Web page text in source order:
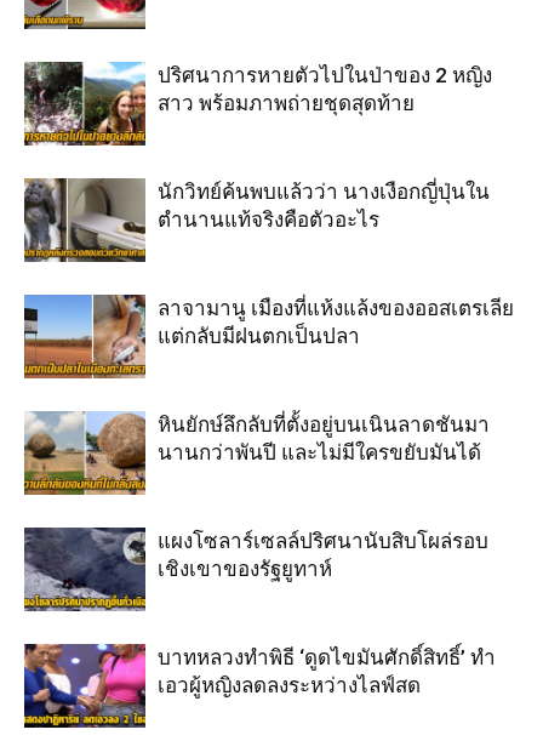
ปริศนาการหายตัวไปในป่าของ 2 หญิง
สาว พร้อมภาพถ่ายชุดสุดท้าย
นักวิทย์ค้นพบแล้วว่า นางเงือกญี่ปุ่นใน
ตำนานแท้จริงคือตัวอะไร
ลาจามานู เมืองที่แห้งแล้งของออสเตรเลีย
แต่กลับมีฝนตกเป็นปลา
หินยักษ์ลึกลับที่ตั้งอยู่บนเนินลาดชันมา
นานกว่าพันปี และไม่มีใครขยับมันได้
แผงโซลาร์เซลล์ปริศนานับสิบโผล่รอบ
เชิงเขาของรัฐยูทาห์
บาทหลวงทำพิธี ‘ดูดไขมันศักดิ์สิทธิ์’ ทำ
เอวผู้หญิงลดลงระหว่างไลฟ์สด